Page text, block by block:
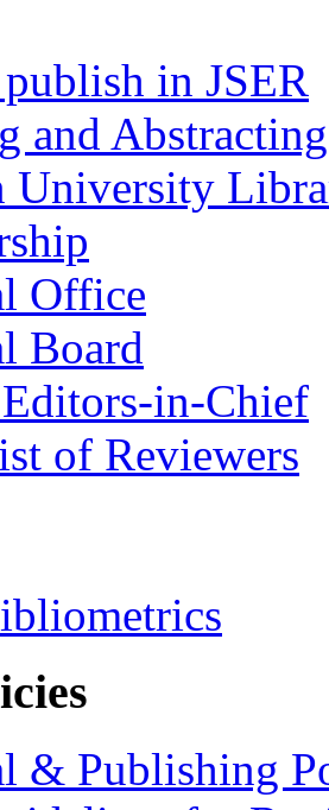
in JSER
and Abstracting
University
Office
Board
in-Chief
of Reviewers
& Publishing